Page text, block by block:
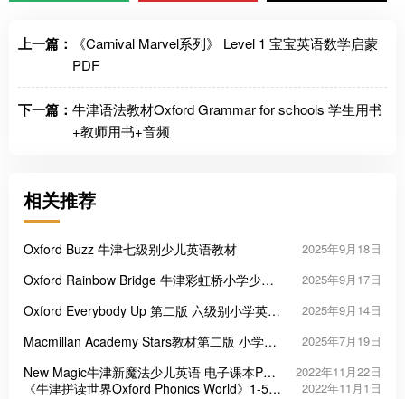
上一篇：
《Carnival Marvel系列》 Level 1 宝宝英语数学启蒙
PDF
下一篇： 牛津语法教材Oxford Grammar for schools 学生用书
+教师用书+音频
相关推荐
Oxford Buzz 牛津七级别少儿英语教材 2025年9月18日
Oxford Rainbow Bridge 牛津彩虹桥小学少儿
2025年9月17日
Oxford Everybody Up 第二版 六级别小学英语
2025年9月14日
Macmillan Academy Stars教材第二版 小学生
2025年7月19日
New Magic牛津新魔法少儿英语 电子课本PDF
1-6级
2022年11月22日
《牛津拼读世界Oxford Phonics World》1-5册
2022年11月1日